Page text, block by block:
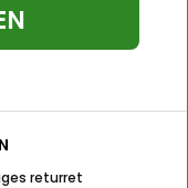
returret